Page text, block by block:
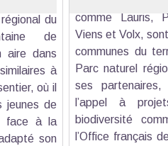
du
de
aire dans
à
où il
jeunes de
face à la
son
comme Lauris,
Viens et Volx,
communes du
Parc naturel
ses
l’appel à
biodiversité
l’Office français